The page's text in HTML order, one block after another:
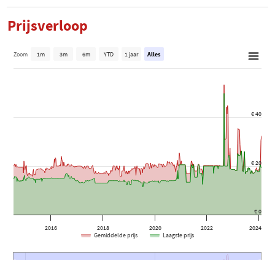
Prijsverloop
2016 2018 2020 2022 2024
€ 0
€ 20
€ 40
Zoom 1m 3m 6m YTD 1 jaar Alles
Gemiddelde prijs Laagste prijs